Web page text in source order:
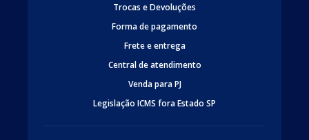
Trocas e Devoluções
Forma de pagamento
Frete e entrega
Central de atendimento
Venda para PJ
Legislação ICMS fora Estado SP